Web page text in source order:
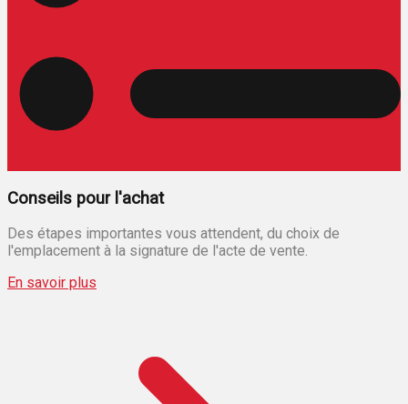
Conseils pour l'achat
Des étapes importantes vous attendent, du choix de
l'emplacement à la signature de l'acte de vente.
En savoir plus